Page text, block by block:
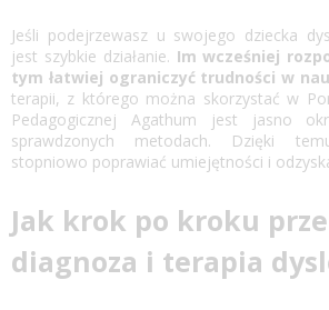
Jeśli podejrzewasz u swojego dziecka
jest szybkie działanie. Im wcześniej
tym łatwiej ograniczyć trudności w
terapii, z którego można skorzystać w
Pedagogicznej Agathum jest jasno
sprawdzonych metodach. Dzięki
stopniowo poprawiać umiejętności i
Jak krok po kroku
diagnoza i terapia